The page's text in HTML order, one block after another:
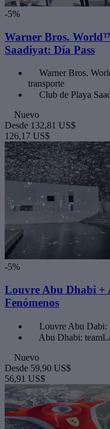
-5%
Warner Bros.
Saadiyat: Día Pass
Warner Bros.
transporte
Club de Playa
Nuevo
Desde 132,81 US$
126,17 US$
-5%
Louvre Abu Dhabi +
Fenómenos
Louvre Abu Dabi:
Abu Dhabi:
Nuevo
Desde 59,90 US$
56,91 US$